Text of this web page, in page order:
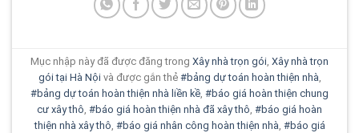
Mục nhập này đã được đăng trong Xây nhà trọn gói, Xây nhà trọn
gói tại Hà Nội và được gắn thẻ #bảng dự toán hoàn thiện nhà,
#bảng dự toán hoàn thiện nhà liền kề, #báo giá hoàn thiện chung
cư xây thô, #báo giá hoàn thiện nhà đã xây thô, #báo giá hoàn
thiện nhà xây thô, #báo giá nhân công hoàn thiện nhà, #báo giá